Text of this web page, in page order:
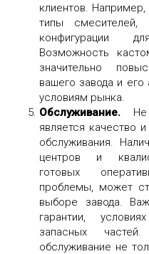
клиентов.
типы смесителей,
конфигурации
Возможность
значительно
вашего завода и
условиям рынка.
Обслуживание.
является качество
обслуживания.
центров и
готовых
проблемы, может
выборе завода.
гарантии,
запасных
обслуживание не